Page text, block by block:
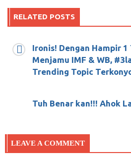
RELATED POSTS
Ini Dia Humor Cerdas ala
Juni 7, 2018 0
Berbuka Bersama Jakarta
Kebagian Berkahnya
Ironis! Dengan Hampir
Menjamu IMF & WB,
Trending Topic
Tuh Benar kan!!! Ahok
LEAVE A COMMENT